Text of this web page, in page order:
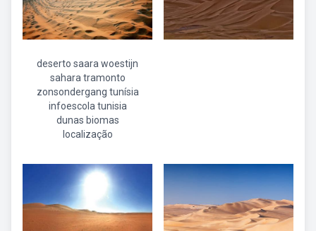
deserto saara woestijn
sahara tramonto
zonsondergang tunísia
infoescola tunisia
dunas biomas
localização